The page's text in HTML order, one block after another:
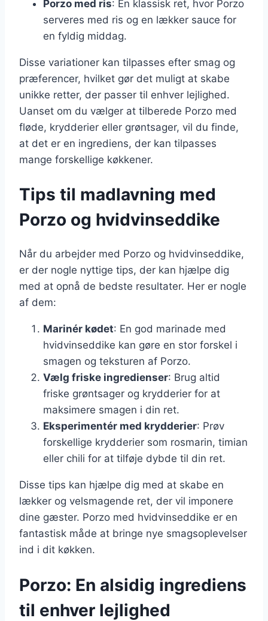
Porzo med ris: En klassisk ret, hvor Porzo
serveres med ris og en lækker sauce for
en fyldig middag.
Disse variationer kan tilpasses efter smag og
præferencer, hvilket gør det muligt at skabe
unikke retter, der passer til enhver lejlighed.
Uanset om du vælger at tilberede Porzo med
fløde, krydderier eller grøntsager, vil du finde,
at det er en ingrediens, der kan tilpasses
mange forskellige køkkener.
Tips til madlavning med
Porzo og hvidvinseddike
Når du arbejder med Porzo og hvidvinseddike,
er der nogle nyttige tips, der kan hjælpe dig
med at opnå de bedste resultater. Her er nogle
af dem:
Marinér kødet: En god marinade med
hvidvinseddike kan gøre en stor forskel i
smagen og teksturen af Porzo.
Vælg friske ingredienser: Brug altid
friske grøntsager og krydderier for at
maksimere smagen i din ret.
Eksperimentér med krydderier: Prøv
forskellige krydderier som rosmarin, timian
eller chili for at tilføje dybde til din ret.
Disse tips kan hjælpe dig med at skabe en
lækker og velsmagende ret, der vil imponere
dine gæster. Porzo med hvidvinseddike er en
fantastisk måde at bringe nye smagsoplevelser
ind i dit køkken.
Porzo: En alsidig ingrediens
til enhver lejlighed